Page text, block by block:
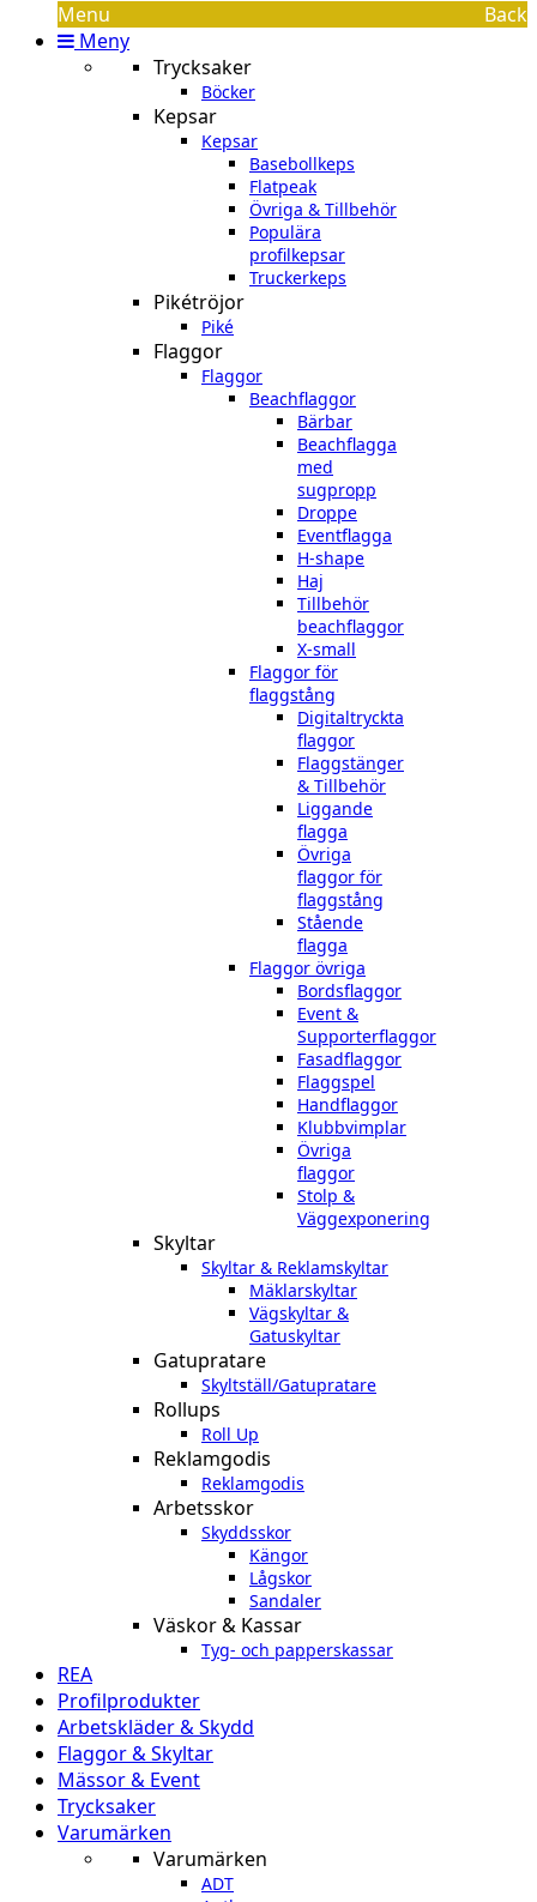
Menu
Back
Meny
Trycksaker
Böcker
Kepsar
Kepsar
Basebollkeps
Flatpeak
Övriga & Tillbehör
Populära
profilkepsar
Truckerkeps
Pikétröjor
Piké
Flaggor
Flaggor
Beachflaggor
Bärbar
Beachflagga
med
sugpropp
Droppe
Eventflagga
H-shape
Haj
Tillbehör
beachflaggor
X-small
Flaggor för
flaggstång
Digitaltryckta
flaggor
Flaggstänger
& Tillbehör
Liggande
flagga
Övriga
flaggor för
flaggstång
Stående
flagga
Flaggor övriga
Bordsflaggor
Event &
Supporterflaggor
Fasadflaggor
Flaggspel
Handflaggor
Klubbvimplar
Övriga
flaggor
Stolp &
Väggexponering
Skyltar
Skyltar & Reklamskyltar
Mäklarskyltar
Vägskyltar &
Gatuskyltar
Gatupratare
Skyltställ/Gatupratare
Rollups
Roll Up
Reklamgodis
Reklamgodis
Arbetsskor
Skyddsskor
Kängor
Lågskor
Sandaler
Väskor & Kassar
Tyg- och papperskassar
REA
Profilprodukter
Arbetskläder & Skydd
Flaggor & Skyltar
Mässor & Event
Trycksaker
Varumärken
Varumärken
ADT